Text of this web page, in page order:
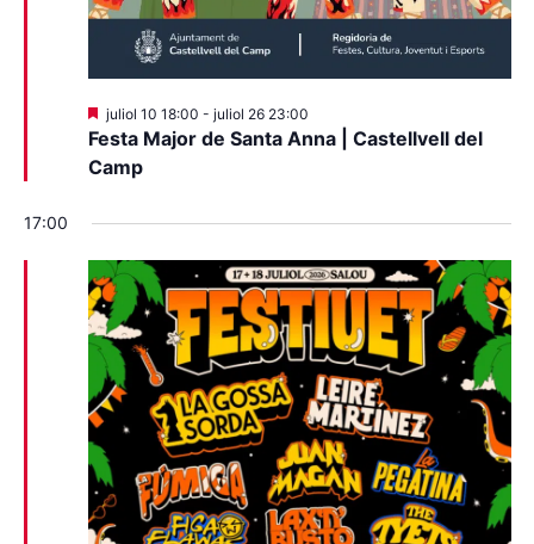
Festa Major de Santa Anna | Castellvell del
Camp
Destacats
juliol 10 18:00 - juliol 26 23:00
17:00